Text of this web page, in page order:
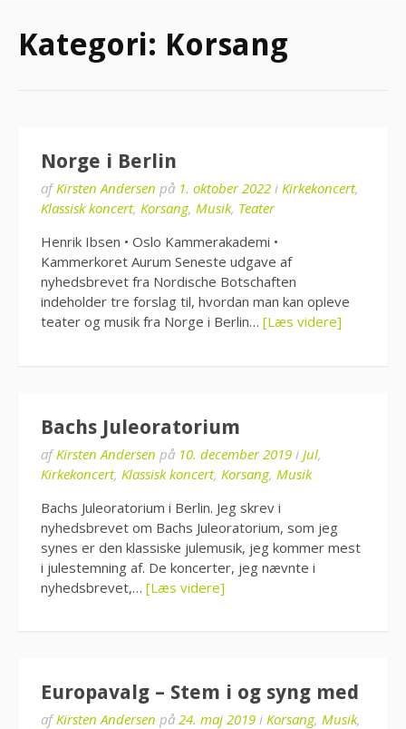
Kategori: Korsang
Norge i Berlin
afKirsten Andersen på 1. oktober 2022 i Kirkekoncert,
Klassisk koncert, Korsang, Musik, Teater
Henrik Ibsen • Oslo Kammerakademi •
Kammerkoret Aurum Seneste udgave af
nyhedsbrevet fra Nordische Botschaften
indeholder tre forslag til, hvordan man kan opleve
teater og musik fra Norge i Berlin… [Læs videre]
Bachs Juleoratorium
afKirsten Andersen på 10. december 2019 i Jul,
Kirkekoncert, Klassisk koncert, Korsang, Musik
Bachs Juleoratorium i Berlin. Jeg skrev i
nyhedsbrevet om Bachs Juleoratorium, som jeg
synes er den klassiske julemusik, jeg kommer mest
i julestemning af. De koncerter, jeg nævnte i
nyhedsbrevet,… [Læs videre]
Europavalg – Stem i og syng med
afKirsten Andersen på 24. maj 2019 i Korsang, Musik,